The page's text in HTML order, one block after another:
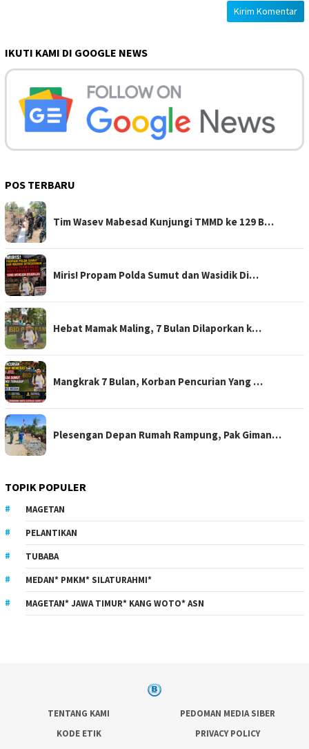
IKUTI KAMI DI GOOGLE NEWS
POS TERBARU
Tim Wasev Mabesad Kunjungi TMMD ke 129 B…
Miris! Propam Polda Sumut dan Wasidik Di…
Hebat Mamak Maling, 7 Bulan Dilaporkan k…
Mangkrak 7 Bulan, Korban Pencurian Yang …
Plesengan Depan Rumah Rampung, Pak Giman…
TOPIK POPULER
MAGETAN
PELANTIKAN
TUBABA
MEDAN* PMKM* SILATURAHMI*
MAGETAN* JAWA TIMUR* KANG WOTO* ASN
TENTANG KAMI
PEDOMAN MEDIA SIBER
KODE ETIK
PRIVACY POLICY